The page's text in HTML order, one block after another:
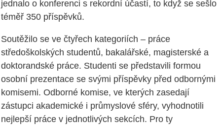
jednalo o konferenci s rekordní účastí, to když se sešlo
téměř 350 příspěvků.
Soutěžilo se ve čtyřech kategoriích – práce
středoškolských studentů, bakalářské, magisterské a
doktorandské práce. Studenti se představili formou
osobní prezentace se svými příspěvky před odbornými
komisemi. Odborné komise, ve kterých zasedají
zástupci akademické i průmyslové sféry, vyhodnotili
nejlepší práce v jednotlivých sekcích. Pro ty